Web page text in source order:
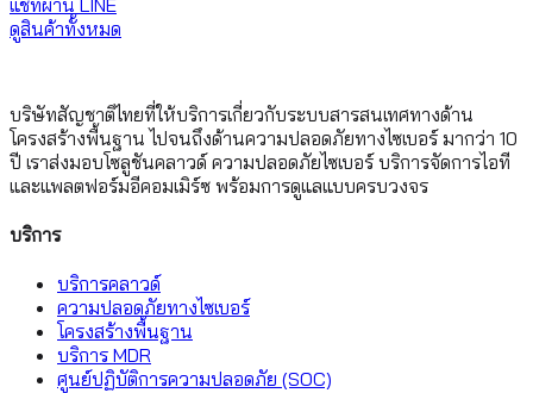
ดูสินค้าทั้งหมด
บริษัทสัญชาติไทยที่ให้บริการเกี่ยวกับระบบสารสนเทศทางด้าน
โครงสร้างพื้นฐาน ไปจนถึงด้านความปลอดภัยทางไซเบอร์ มากว่า 10
ปี เราส่งมอบโซลูชันคลาวด์ ความปลอดภัยไซเบอร์ บริการจัดการไอที
และแพลตฟอร์มอีคอมเมิร์ซ พร้อมการดูแลแบบครบวงจร
บริการ
บริการคลาวด์
ความปลอดภัยทางไซเบอร์
โครงสร้างพื้นฐาน
บริการ MDR
ศูนย์ปฏิบัติการความปลอดภัย (SOC)